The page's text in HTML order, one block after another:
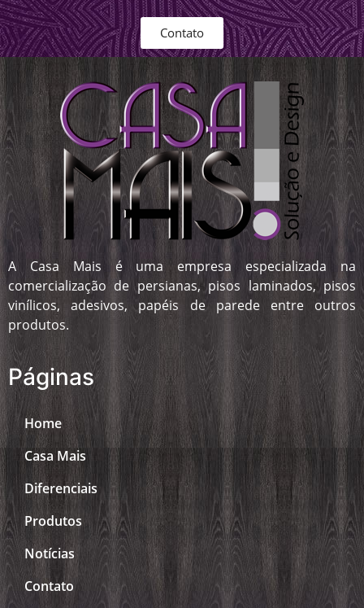
Contato
A Casa Mais é uma empresa especializada na
comercialização de persianas, pisos laminados, pisos
vinílicos, adesivos, papéis de parede entre outros
produtos.
Páginas
Home
Casa Mais
Diferenciais
Produtos
Notícias
Contato